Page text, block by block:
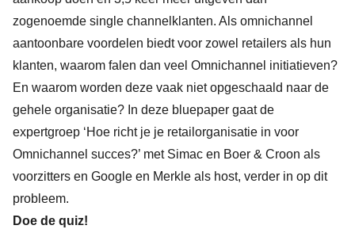
zogenoemde single channelklanten. Als omnichannel
aantoonbare voordelen biedt voor zowel retailers als hun
klanten, waarom falen dan veel Omnichannel initiatieven?
En waarom worden deze vaak niet opgeschaald naar de
gehele organisatie? In deze bluepaper gaat de
expertgroep ‘Hoe richt je je retailorganisatie in voor
Omnichannel succes?’ met Simac en Boer & Croon als
voorzitters en Google en Merkle als host, verder in op dit
probleem.
Doe de quiz!